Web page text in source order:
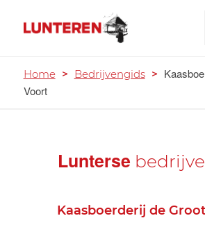
Home > Bedrijvengids >
Voort
Lunterse
Kaasboerderij de